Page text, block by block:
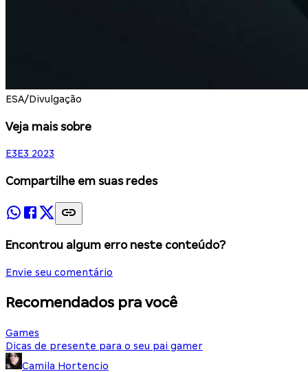
ESA/Divulgação
Veja mais sobre
E3E3 2023
Compartilhe em suas redes
Encontrou algum erro neste conteúdo?
Envie seu comentário
Recomendados pra você
Games
Dicas de presente para o seu pai gamer
Camila Hortencio